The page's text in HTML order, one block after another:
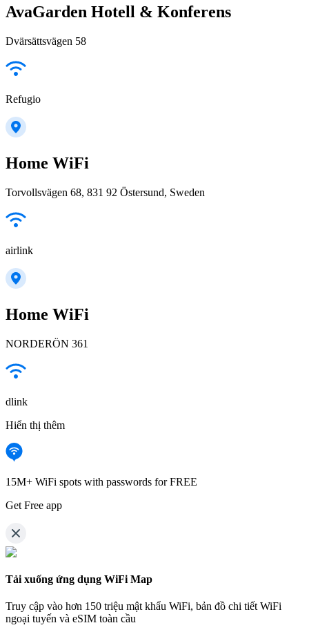
AvaGarden Hotell & Konferens
Dvärsättsvägen 58
Refugio
Home WiFi
Torvollsvägen 68, 831 92 Östersund, Sweden
airlink
Home WiFi
NORDERÖN 361
dlink
Hiển thị thêm
15M+ WiFi spots with passwords for FREE
Get Free app
Tải xuống ứng dụng WiFi Map
Truy cập vào hơn 150 triệu mật khẩu WiFi, bản đồ chi tiết WiFi
ngoại tuyến và eSIM toàn cầu